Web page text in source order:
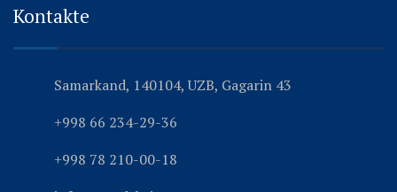
Kontakte
Samarkand, 140104, UZB, Gagarin 43
+998 66 234-29-36
+998 78 210-00-18